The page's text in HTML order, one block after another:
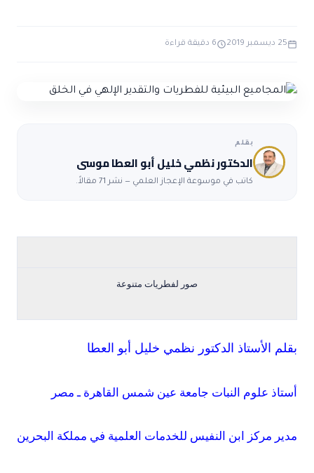
الاعجاز التشريعي في القرآن
حول القراّن
تواصل معنا
25 ديسمبر 2019 6 دقيقة قراءة
بقلم
الدكتور نظمي خليل أبو العطا موسى
كاتب في موسوعة الإعجاز العلمي — نشر 71 مقالاً.
صور لفطريات متنوعة
بقلم الأستاذ الدكتور نظمي خليل أبو العطا
أستاذ علوم النبات جامعة عين شمس القاهرة ـ مصر
مدير مركز ابن النفيس للخدمات العلمية في مملكة البحرين